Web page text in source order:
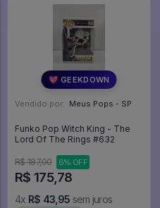
💖 GEEKDOWN
Vendido por: Meus Pops - SP
Funko Pop Witch King - The
Lord Of The Rings #632
R$ 187,00 6% OFF
R$ 175,78
4x R$ 43,95 sem juros